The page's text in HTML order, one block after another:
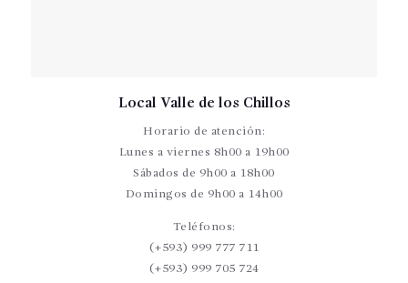
Local Valle de los Chillos
Horario de atención:
Lunes a viernes 8h00 a 19h00
Sábados de 9h00 a 18h00
Domingos de 9h00 a 14h00
Teléfonos:
(+593) 999 777 711
(+593) 999 705 724